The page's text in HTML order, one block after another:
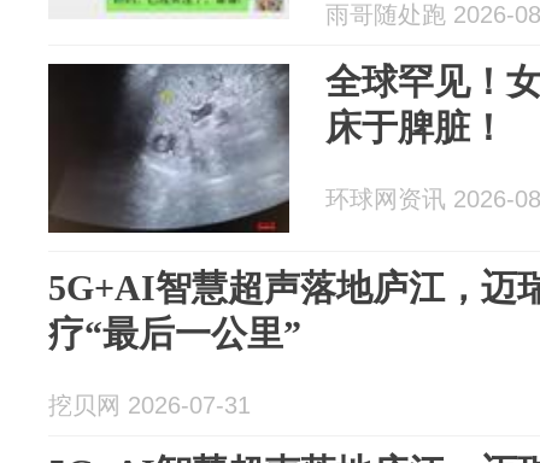
雨哥随处跑 2026-
全球罕见！
床于脾脏！
环球网资讯 2026-
5G+AI智慧超声落地庐江，迈
疗“最后一公里”
挖贝网 2026-07-31